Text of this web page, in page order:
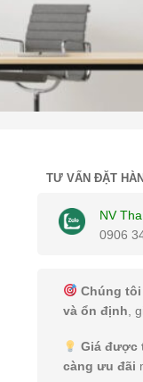
TƯ VẤN ĐẶT
NV
0906
Chúng
và ổn định ,
Giá được
càng ưu đãi